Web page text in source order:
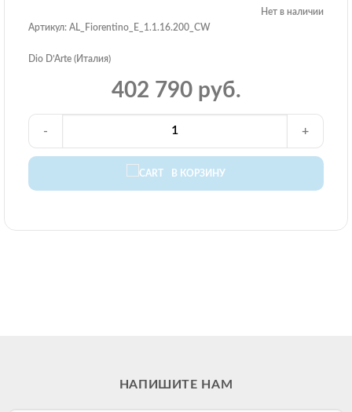
Нет в наличии
Артикул: AL_Fiorentino_E_1.1.16.200_CW
Dio D’Arte (Италия)
402 790 руб.
В КОРЗИНУ
- +
НАПИШИТЕ НАМ